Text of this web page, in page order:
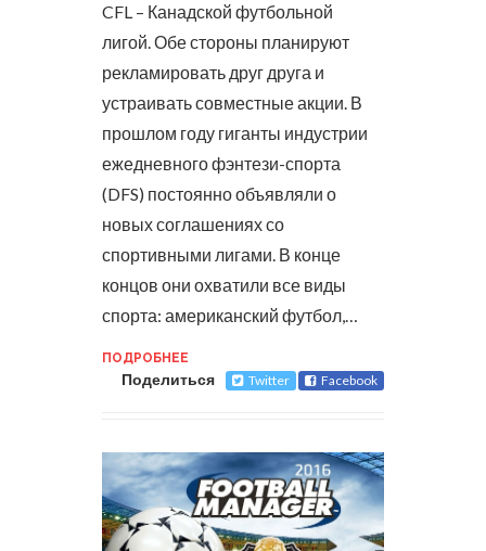
CFL – Канадской футбольной
лигой. Обе стороны планируют
рекламировать друг друга и
устраивать совместные акции. В
прошлом году гиганты индустрии
ежедневного фэнтези-спорта
(DFS) постоянно объявляли о
новых соглашениях со
спортивными лигами. В конце
концов они охватили все виды
спорта: американский футбол,…
ПОДРОБНЕЕ
Поделиться Twitter Facebook